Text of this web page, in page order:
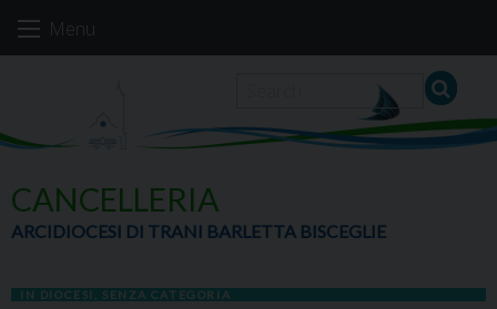
Menu
CANCELLERIA
ARCIDIOCESI DI TRANI BARLETTA BISCEGLIE
IN DIOCESI SENZA CATEGORIA